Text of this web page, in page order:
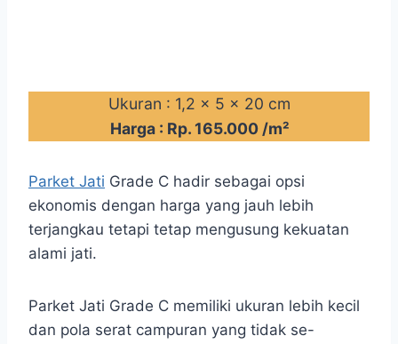
Ukuran : 1,2 x 5 x 20 cm
Harga : Rp. 165.000 /m²
Parket Jati Grade C hadir sebagai opsi
ekonomis dengan harga yang jauh lebih
terjangkau tetapi tetap mengusung kekuatan
alami jati.
Parket Jati Grade C memiliki ukuran lebih kecil
dan pola serat campuran yang tidak se-